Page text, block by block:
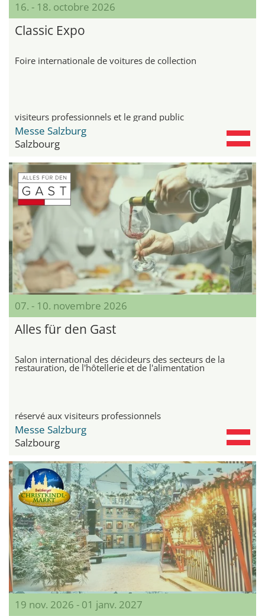
16. - 18. octobre 2026
Classic Expo
Foire internationale de voitures de collection
visiteurs professionnels et le grand public
Messe Salzburg
Salzbourg
07. - 10. novembre 2026
Alles für den Gast
Salon international des décideurs des secteurs de la
restauration, de l'hôtellerie et de l'alimentation
réservé aux visiteurs professionnels
Messe Salzburg
Salzbourg
19 nov. 2026 - 01 janv. 2027